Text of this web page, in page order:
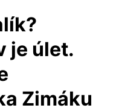
je úlet.
Zimáku